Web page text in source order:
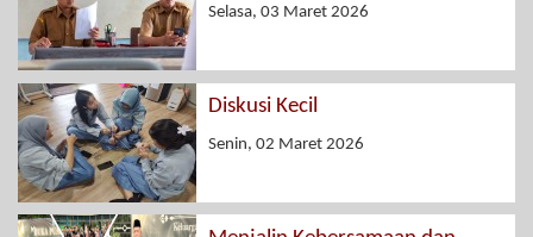
Selasa, 03 Maret 2026
Diskusi Kecil
Senin, 02 Maret 2026